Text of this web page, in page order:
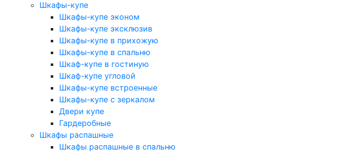
Шкафы-купе
Шкафы-купе эконом
Шкафы-купе эксклюзив
Шкафы-купе в прихожую
Шкафы-купе в спальню
Шкаф-купе в гостиную
Шкаф-купе угловой
Шкафы-купе встроенные
Шкафы-купе с зеркалом
Двери купе
Гардеробные
Шкафы распашные
Шкафы распашные в спальню